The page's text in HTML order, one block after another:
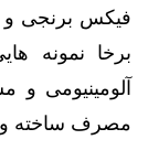
فیکس برنجی و
برخا نمونه
آلومینیومی و
مصرف ساخته